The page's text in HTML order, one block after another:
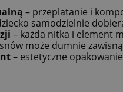
– przeplatanie i
samodzielnie
– każda nitka i element
snów może dumnie
– estetyczne